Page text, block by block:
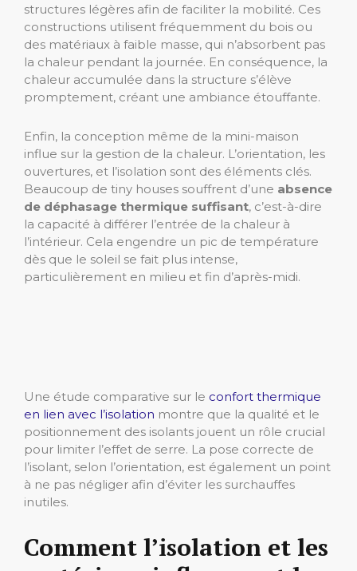
structures légères afin de faciliter la mobilité. Ces
constructions utilisent fréquemment du bois ou
des matériaux à faible masse, qui n’absorbent pas
la chaleur pendant la journée. En conséquence, la
chaleur accumulée dans la structure s’élève
promptement, créant une ambiance étouffante.
Enfin, la conception même de la mini-maison
influe sur la gestion de la chaleur. L’orientation, les
ouvertures, et l’isolation sont des éléments clés.
Beaucoup de tiny houses souffrent d’une absence
de déphasage thermique suffisant, c’est-à-dire
la capacité à différer l’entrée de la chaleur à
l’intérieur. Cela engendre un pic de température
dès que le soleil se fait plus intense,
particulièrement en milieu et fin d’après-midi.
Une étude comparative sur le confort thermique
en lien avec l’isolation montre que la qualité et le
positionnement des isolants jouent un rôle crucial
pour limiter l’effet de serre. La pose correcte de
l’isolant, selon l’orientation, est également un point
à ne pas négliger afin d’éviter les surchauffes
inutiles.
Comment l’isolation et les